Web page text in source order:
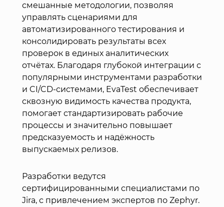
смешанные методологии, позволяя
управлять сценариями для
автоматизированного тестирования и
консолидировать результаты всех
проверок в единых аналитических
отчётах. Благодаря глубокой интеграции с
популярными инструментами разработки
и CI/CD-системами, EvaTest обеспечивает
сквозную видимость качества продукта,
помогает стандартизировать рабочие
процессы и значительно повышает
предсказуемость и надёжность
выпускаемых релизов.
Разработки ведутся
сертифицированными специалистами по
Jira, с привлечением экспертов по Zephyr.